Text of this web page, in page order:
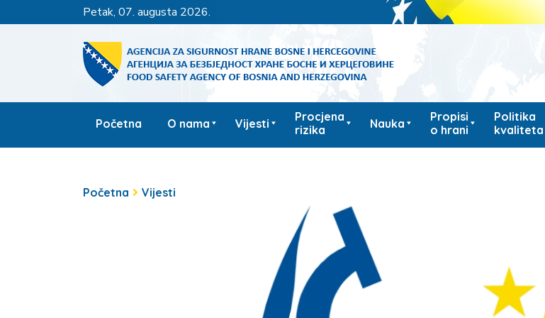
petak, 07. augusta 2026.
Početna O nama Vijesti
Procjena
rizika
Nauka
Propisi
o hrani
Politika
kvaliteta
Početna Vijesti